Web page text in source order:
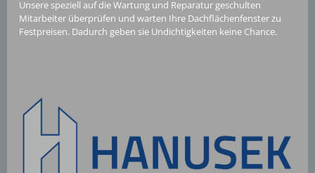
Unsere speziell auf die Wartung und Reparatur geschulten
Mitarbeiter überprüfen und warten Ihre Dachflächenfenster zu
Festpreisen. Dadurch geben sie Undichtigkeiten keine Chance.